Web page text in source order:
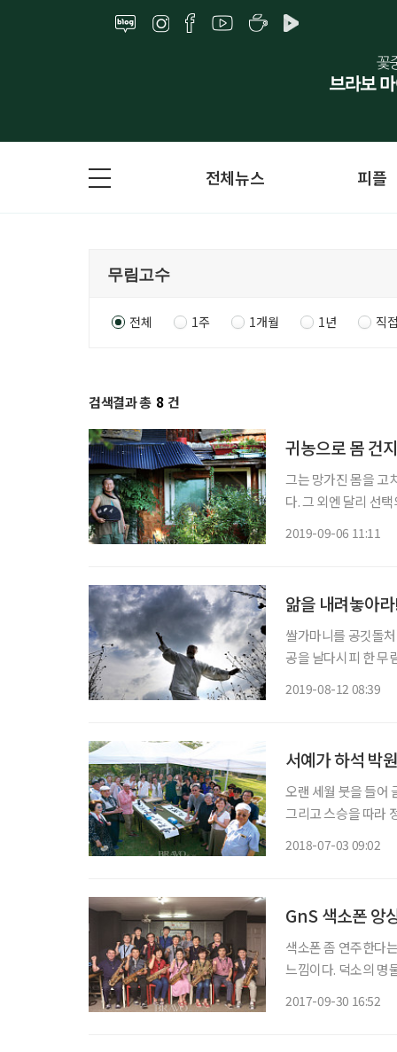
전체뉴스 피플
전체 1주 1개월 1년 직
검색결과 총 8 건
귀농으로 몸 건
그는 망가진 몸을 고
다. 그 외엔 달리 선
2019-09-06 11:11
앎을 내려놓아
쌀가마니를 공깃돌
공을 날다시피 한 무
2019-08-12 08:39
서예가 하석 박
오랜 세월 붓을 들어
그리고 스승을 따라
2018-07-03 09:02
GnS 색소폰 앙
색소폰 좀 연주한다
느낌이다. 덕소의 명
2017-09-30 16:52